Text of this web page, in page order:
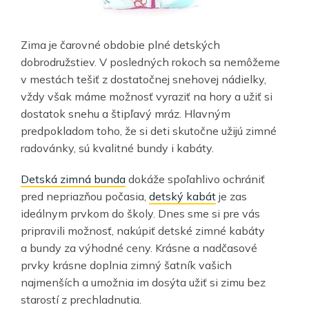
Zima je čarovné obdobie plné detských
dobrodružstiev. V posledných rokoch sa nemôžeme
v mestách tešiť z dostatočnej snehovej nádielky,
vždy však máme možnosť vyraziť na hory a užiť si
dostatok snehu a štipľavý mráz. Hlavným
predpokladom toho, že si deti skutočne užijú zimné
radovánky, sú kvalitné bundy i kabáty.
Detská zimná bunda dokáže spoľahlivo ochrániť
pred nepriazňou počasia, detský kabát je zas
ideálnym prvkom do školy. Dnes sme si pre vás
pripravili možnosť, nakúpiť detské zimné kabáty
a bundy za výhodné ceny. Krásne a nadčasové
prvky krásne doplnia zimný šatník vašich
najmenších a umožnia im dosýta užiť si zimu bez
starostí z prechladnutia.